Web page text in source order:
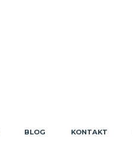
BLOG KONTAKT